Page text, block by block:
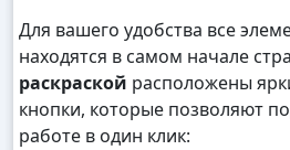
Для вашего удобства все
находятся в самом начале
раскраской расположены
кнопки, которые позволяют
работе в один клик: